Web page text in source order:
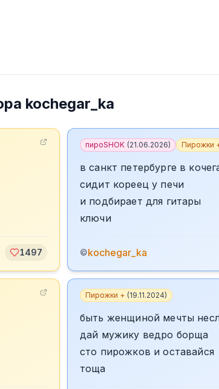
kochegar_ka
1497
пироSHOK (21.06.2026) Пирожки
в санкт петербурге в
сидит кореец у печи
и подбирает для гитары
ключи
©kochegar_ka
Пирожки + (19.11.2024)
быть женщиной мечты
дай мужику ведро борща
сто пирожков и оставайся
тоща